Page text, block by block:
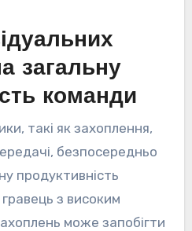
загальну
команди
такі як захоплення,
безпосередньо
продуктивність
з високим
може запобігти